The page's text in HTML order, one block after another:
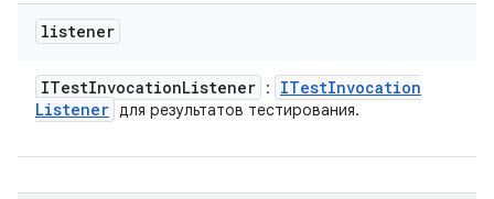
listener
ITestInvocationListener : ITestInvocation
Listener для результатов тестирования.